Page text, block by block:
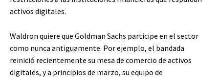
activos digitales.
Waldron quiere que Goldman Sachs participe en el sector
como nunca antiguamente. Por ejemplo, el bandada
reinició recientemente su mesa de comercio de activos
digitales, y a principios de marzo, su equipo de